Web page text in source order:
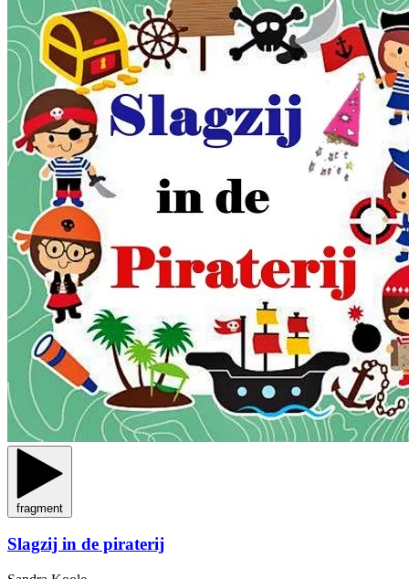
fragment
Slagzij in de piraterij